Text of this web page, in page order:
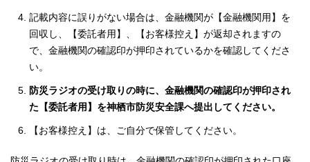
記載内容に誤りがない場合は、金融機関が【金融機関用】を
回収し、【委託者用】、【お客様控え】が返却されますの
で、金融機関の確認印が押印されているかを確認してくださ
い。
防災ラジオの受け取りの時に、金融機関の確認印が押印され
た【委託者用】を神栖市防災安全課へ提出してください。
【お客様控え】は、ご自分で保管してください。